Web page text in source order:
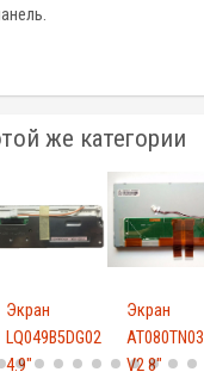
же категории
Экран
LQ049B5DG02
4.9"
Экран
AT080TN03
V2 8"